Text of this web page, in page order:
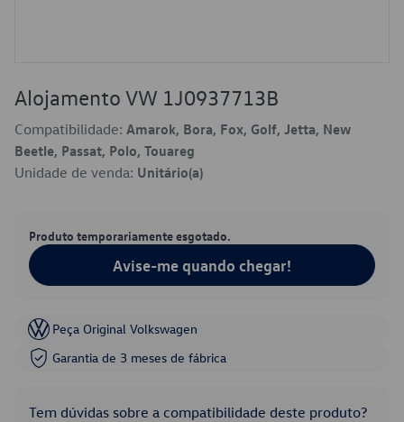
Alojamento VW 1J0937713B
Compatibilidade: Amarok, Bora, Fox, Golf, Jetta, New
Beetle, Passat, Polo, Touareg
Unidade de venda: Unitário(a)
Produto temporariamente esgotado.
Avise-me quando chegar!
Peça Original Volkswagen
Garantia de 3 meses de fábrica
Tem dúvidas sobre a compatibilidade deste produto?